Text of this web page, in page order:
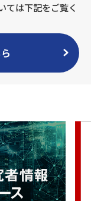
ては下記をご覧く